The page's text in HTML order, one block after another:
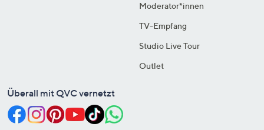
Moderator*innen
TV-Empfang
Studio Live Tour
Outlet
Überall mit QVC vernetzt